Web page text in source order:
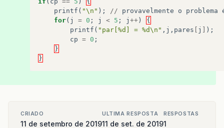
printf ( "\n" ); // provavelmente o problema
for( j = 0 ; j < 5 ; j ++ )
{
printf ( "par[%d] = %d\n" , j , pares j
);
cp = 0 ;
}
}
CRIADO
11 de setembro de 2019
ULTIMA RESPOSTA
11 de set. de 2019
RESPOSTAS
1